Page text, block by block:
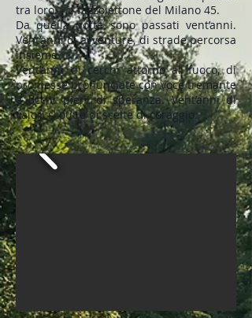
tra loro. - il fazzolettone del Milano 45.
Da quella notte sono passati vent’anni.
Vent’anni di avventure, di strade percorsa
insieme
Vent’anni di cerchi attorno al fuoco, di
promesse pronunciate con voce tremante
e occhi pieni di speranza. Vent’anni di
valori scout e di scelte di coraggio.